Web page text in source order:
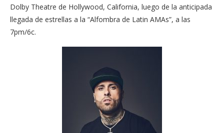
Dolby Theatre de Hollywood, California, luego de la anticipada
llegada de estrellas a la “Alfombra de Latin AMAs”, a las
7pm/6c.